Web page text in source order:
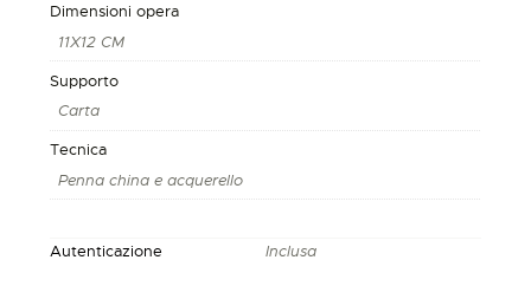
Dimensioni opera
11X12 CM
Supporto
Carta
Tecnica
Penna china e acquerello
Autenticazione Inclusa